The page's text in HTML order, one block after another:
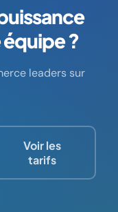
?
leaders sur
Voir les
tarifs